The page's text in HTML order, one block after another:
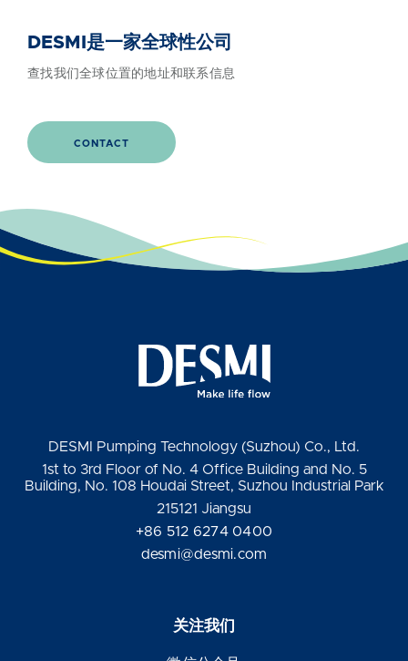
DESMI是一家全球性公司
查找我们全球位置的地址和联系信息
CONTACT
DESMI Pumping Technology (Suzhou) Co., Ltd.
1st to 3rd Floor of No. 4 Office Building and No. 5
Building, No. 108 Houdai Street, Suzhou Industrial Park
215121 Jiangsu
+86 512 6274 0400
desmi@desmi.com
关注我们